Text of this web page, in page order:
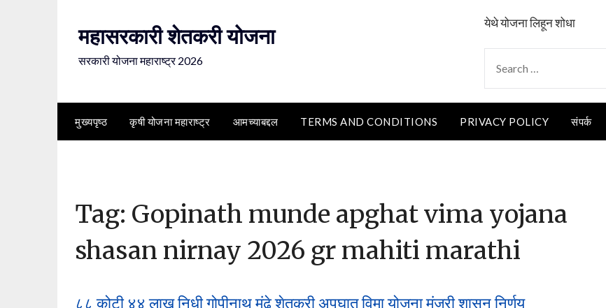
महासरकारी शेतकरी योजना
सरकारी योजना महाराष्ट्र 2026
येथे योजना लिहून शोधा
FOR:
मुख्यपृष्ठ कृषी योजना महाराष्ट्र आमच्याबद्दल TERMS AND CONDITIONS PRIVACY POLICY संपर्क
Tag: Gopinath munde apghat vima yojana
shasan nirnay 2026 gr mahiti marathi
८८ कोटी ४४ लाख निधी गोपीनाथ मुंढे शेतकरी अपघात विमा योजना मंजुरी शासन निर्णय